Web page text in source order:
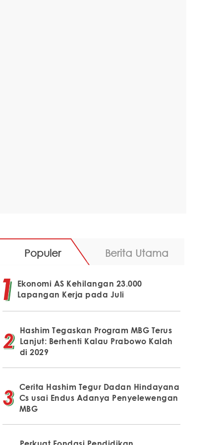
Populer Berita Utama
Ekonomi AS Kehilangan 23.000
Lapangan Kerja pada Juli
Hashim Tegaskan Program MBG Terus
Lanjut: Berhenti Kalau Prabowo Kalah
di 2029
Cerita Hashim Tegur Dadan Hindayana
Cs usai Endus Adanya Penyelewengan
MBG